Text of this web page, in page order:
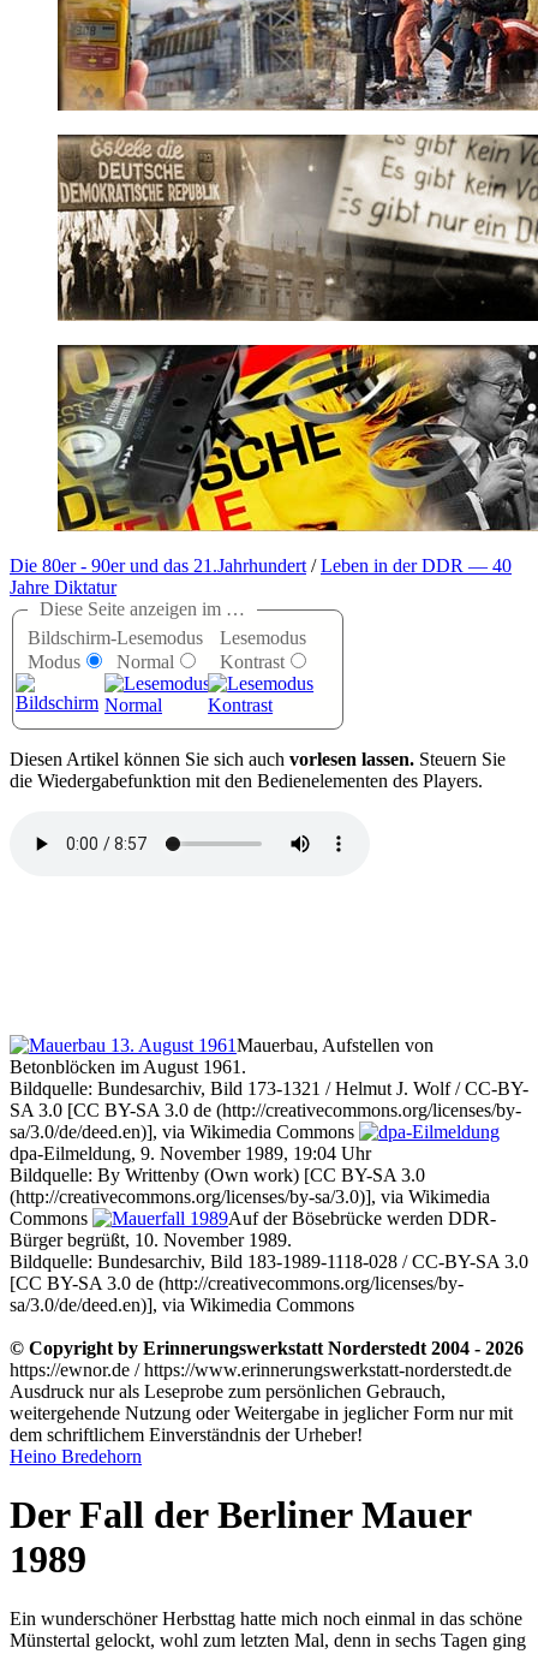
Die 80er - 90er und das 21.Jahrhundert/Leben in der DDR — 40
Jahre Diktatur
Diese Seite anzeigen im …
Bildschirm-
Modus
Lesemodus
Normal
Lesemodus
Kontrast
Diesen Artikel können Sie sich auch vorlesen lassen. Steuern Sie
die Wiedergabefunktion mit den Bedienelementen des Players.
Mauerbau, Aufstellen von
Betonblöcken im August 1961.
Bildquelle: Bundesarchiv, Bild 173-1321 / Helmut J. Wolf / CC-BY-
SA 3.0 [CC BY-SA 3.0 de (http://creativecommons.org/licenses/by-
sa/3.0/de/deed.en)], via Wikimedia Commons
dpa-Eilmeldung, 9. November 1989, 19:04 Uhr
Bildquelle: By Writtenby (Own work) [CC BY-SA 3.0
(http://creativecommons.org/licenses/by-sa/3.0)], via Wikimedia
Commons
Auf der Bösebrücke werden DDR-
Bürger begrüßt, 10. November 1989.
Bildquelle: Bundesarchiv, Bild 183-1989-1118-028 / CC-BY-SA 3.0
[CC BY-SA 3.0 de (http://creativecommons.org/licenses/by-
sa/3.0/de/deed.en)], via Wikimedia Commons
© Copyright by Erinnerungswerkstatt Norderstedt 2004 - 2026
https://ewnor.de / https://www.erinnerungswerkstatt-norderstedt.de
Ausdruck nur als Leseprobe zum persönlichen Gebrauch,
weitergehende Nutzung oder Weitergabe in jeglicher Form nur mit
dem schriftlichem Einverständnis der Urheber!
Heino Bredehorn
Der Fall der Berliner Mauer
1989
Ein wunderschöner Herbsttag hatte mich noch einmal in das schöne
Münstertal gelockt, wohl zum letzten Mal, denn in sechs Tagen ging